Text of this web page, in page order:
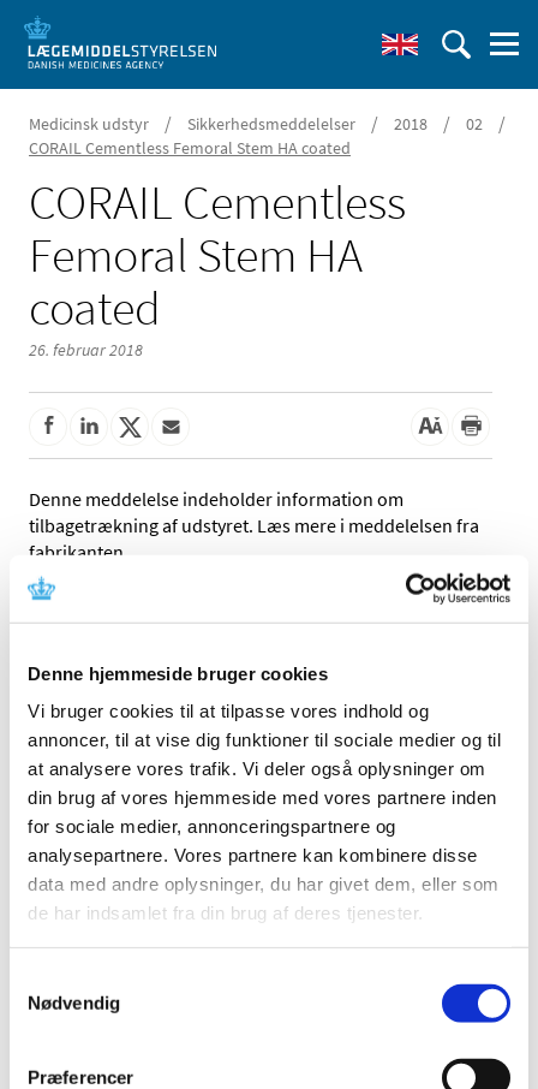
Denne hjemmeside bruger cookies
Vi bruger cookies til at tilpasse vores indhold og
annoncer, til at vise dig funktioner til sociale medier og til
at analysere vores trafik. Vi deler også oplysninger om
din brug af vores hjemmeside med vores partnere inden
for sociale medier, annonceringspartnere og
analysepartnere. Vores partnere kan kombinere disse
data med andre oplysninger, du har givet dem, eller som
de har indsamlet fra din brug af deres tjenester.
Nødvendig
Præferencer
Medicinsk udstyr / Sikkerhedsmeddelelser / 2018 / 02 /
CORAIL Cementless Femoral Stem HA coated
CORAIL Cementless
Femoral Stem HA
coated
26. februar 2018
Denne meddelelse indeholder information om
tilbagetrækning af udstyret. Læs mere i meddelelsen fra
fabrikanten.
Referencer
Produkt: CORAIL Cementless Femoral Stem HA
coated
Fabrikant: DePuy France SAS
Fabrikantens referencenummer: PIE-1104627
Lægemiddelstyrelsens sagsnummer: 2018024042
Emner
Medicinsk udstyr
Relateret indhold
Stem HA coated